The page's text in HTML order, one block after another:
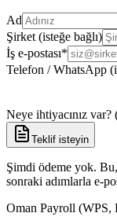
Ad
Şirket (isteğe bağlı)
İş e-postası*
Telefon / WhatsApp
Neye ihtiyacınız var?
Teklif isteyin
Şimdi ödeme yok.
sonraki adımlarla e-
Oman Payroll (WPS,